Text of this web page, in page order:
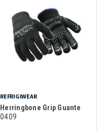
REFRIGIWEAR
Herringbone Grip Guante
0409